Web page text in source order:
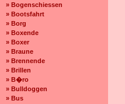
» Bogenschiessen
» Bootsfahrt
» Borg
» Boxende
» Boxer
» Braune
» Brennende
» Brillen
» B�ro
» Bulldoggen
» Bus